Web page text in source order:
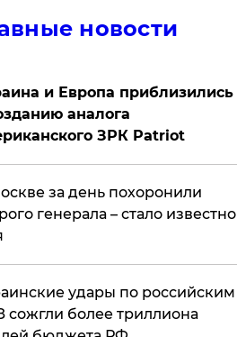
новости
и Европа приблизились
аналога
ЗРК Patriot
за день похоронили
генерала – стало известно
удары по российским
сожгли более триллиона